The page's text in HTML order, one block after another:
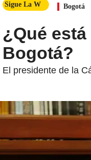
Sigue La W Bogotá
¿Qué
Bogotá?
El presidente de la